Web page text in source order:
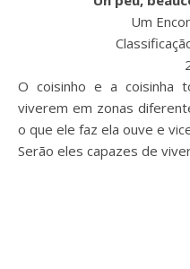
Um
O coisinho e a coisinha
viverem em zonas
o que ele faz ela ouve e
Serão eles capazes de